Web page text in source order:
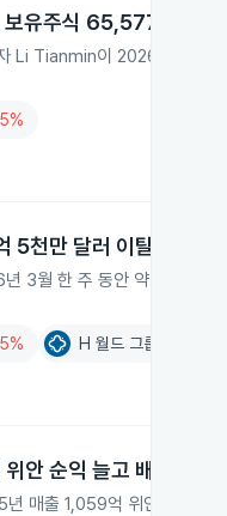
유주식 65,577주로 감
Tianmin이 2026년 4월 8
5천만 달러 이탈
3월 한 주 동안 약 3억 5천
H 월드 그룹(ADR)
안 순익 늘고 배당 확대
출 1,059억 위안과 순이익